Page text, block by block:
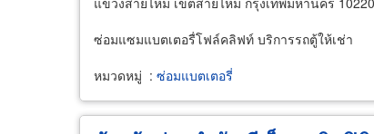
ซ่อมแซมแบตเตอรื่โฟล์คลิฟท์ บริการรถตู้ให้เช่า
หมวดหมู่ : ซ่อมแบตเตอรี่